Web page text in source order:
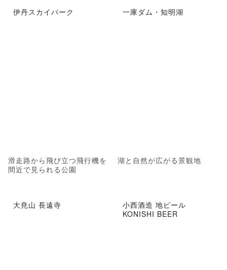
伊丹スカイパーク
滑走路から飛び立つ飛行機を
間近で見られる公園
一庫ダム・知明湖
湖と自然が広がる景観地
大尭山 長遠寺
小西酒造 地ビール
KONISHI BEER